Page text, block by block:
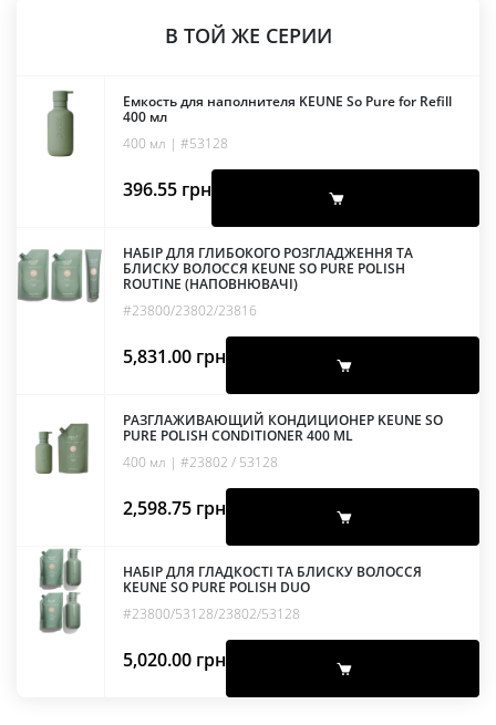
В ТОЙ ЖЕ СЕРИИ
Емкость для наполнителя KEUNE So Pure for Refill
400 мл
400 мл | #53128
396.55 грн
НАБІР ДЛЯ ГЛИБОКОГО РОЗГЛАДЖЕННЯ ТА
БЛИСКУ ВОЛОССЯ KEUNE SO PURE POLISH
ROUTINE (НАПОВНЮВАЧІ)
#23800/23802/23816
5,831.00 грн
РАЗГЛАЖИВАЮЩИЙ КОНДИЦИОНЕР KEUNE SO
PURE POLISH CONDITIONER 400 ML
400 мл | #23802 / 53128
2,598.75 грн
НАБІР ДЛЯ ГЛАДКОСТІ ТА БЛИСКУ ВОЛОССЯ
KEUNE SO PURE POLISH DUO
#23800/53128/23802/53128
5,020.00 грн